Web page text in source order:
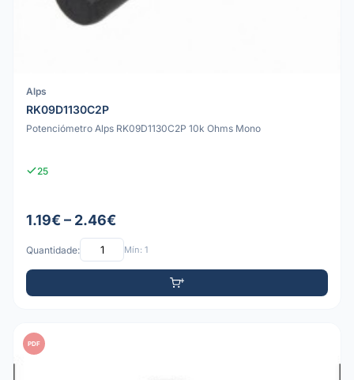
Alps
RK09D1130C2P
Potenciómetro Alps RK09D1130C2P 10k Ohms Mono
25
1.19€ – 2.46€
Quantidade: Mín: 1
PDF